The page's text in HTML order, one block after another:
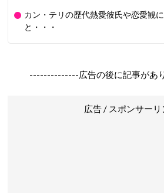
カン・テリの歴代熱愛彼氏や恋愛観
と・・・
--------------広告の後に記事があ
広告 / スポンサーリ